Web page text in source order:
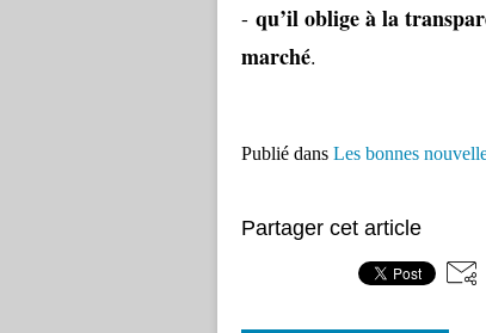
- qu’il oblige à la
marché.
Publié dans Les bonnes
Partager cet article